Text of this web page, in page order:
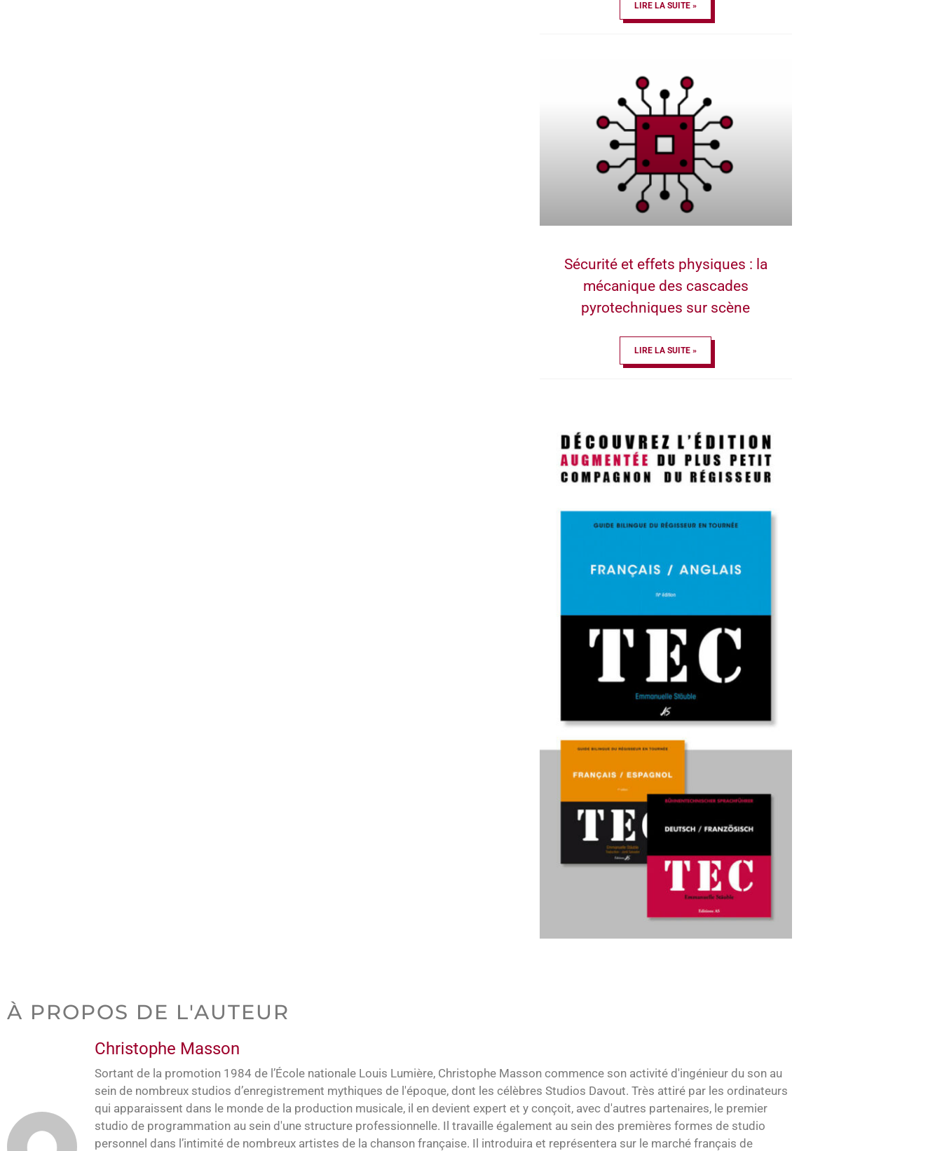
LIRE LA SUITE »
Sécurité et effets physiques : la
mécanique des cascades
pyrotechniques sur scène
LIRE LA SUITE »
À PROPOS DE L'AUTEUR
Christophe Masson
Sortant de la promotion 1984 de l’École nationale Louis Lumière, Christophe Masson commence son activité d'ingénieur du son au
sein de nombreux studios d’enregistrement mythiques de l'époque, dont les célèbres Studios Davout. Très attiré par les ordinateurs
qui apparaissent dans le monde de la production musicale, il en devient expert et y conçoit, avec d'autres partenaires, le premier
studio de programmation au sein d'une structure professionnelle. Il travaille également au sein des premières formes de studio
personnel dans l’intimité de nombreux artistes de la chanson française. Il introduira et représentera sur le marché français de